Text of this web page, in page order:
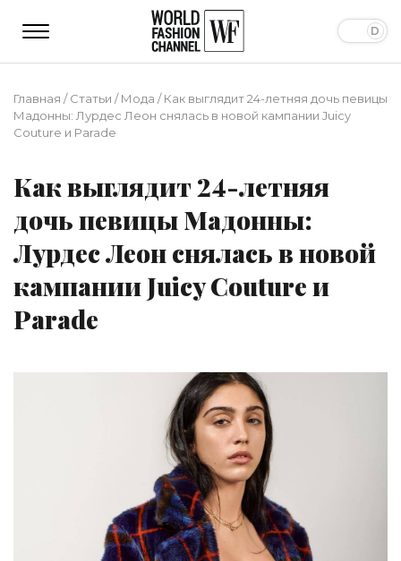
Главная /Статьи /Мода /Как выглядит 24-летняя дочь певицы
Мадонны: Лурдес Леон снялась в новой кампании Juicy
Couture и Parade
Как выглядит 24-летняя
дочь певицы Мадонны:
Лурдес Леон снялась в новой
кампании Juicy Couture и
Parade